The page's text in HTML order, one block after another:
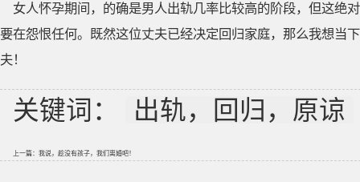
女人怀孕期间，的确是男人出轨几率比较高的阶段，但这绝
要在怨恨任何。既然这位丈夫已经决定回归家庭，那么我想当
夫！
关键词： 出轨，回归，原谅
上一篇： 我说，趁没有孩子，我们离婚吧！